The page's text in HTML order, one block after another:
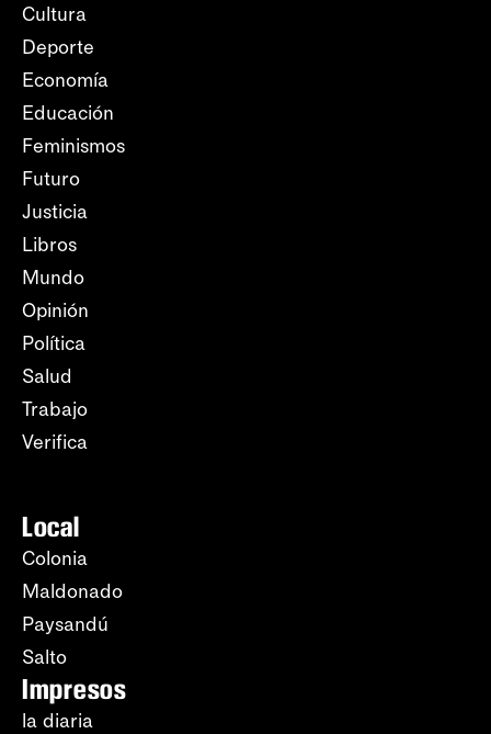
Cultura
Deporte
Economía
Educación
Feminismos
Futuro
Justicia
Libros
Mundo
Opinión
Política
Salud
Trabajo
Verifica
Local
Colonia
Maldonado
Paysandú
Salto
Impresos
la diaria